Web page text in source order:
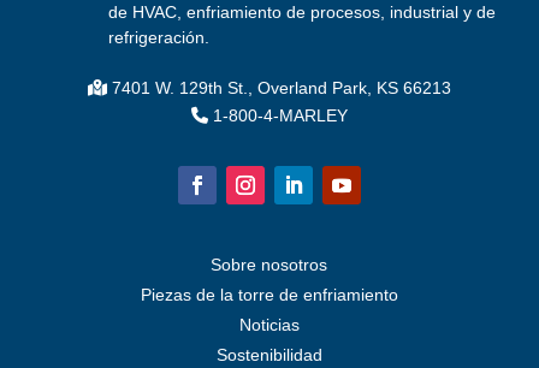
de HVAC, enfriamiento de procesos, industrial y de
refrigeración.
7401 W. 129th St., Overland Park, KS 66213
1-800-4-MARLEY
Sobre nosotros
Piezas de la torre de enfriamiento
Noticias
Sostenibilidad